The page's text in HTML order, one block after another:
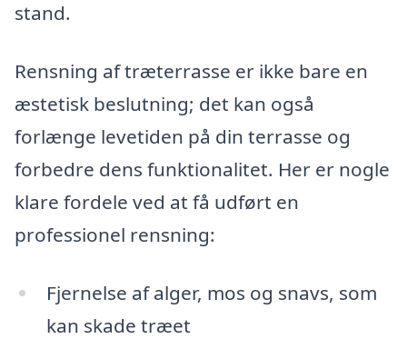
stand.
Rensning af træterrasse er ikke bare en
æstetisk beslutning; det kan også
forlænge levetiden på din terrasse og
forbedre dens funktionalitet. Her er nogle
klare fordele ved at få udført en
professionel rensning:
Fjernelse af alger, mos og snavs, som
kan skade træet